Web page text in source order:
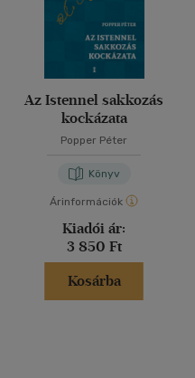
Az Istennel sakkozás
kockázata
Popper Péter
Könyv
Árinformációk
Kiadói ár:
3 850 Ft
Kosárba